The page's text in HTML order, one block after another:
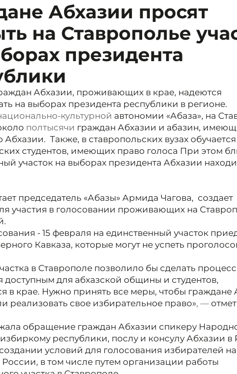
Абхазии просят
на Ставрополье
президента
Абхазии, проживающих в крае, надеются
на выборах президента республики в регионе.
культурной автономии «Абаза», на
полтысячи граждан Абхазии и абазин,
Абхазии. Также, в ставропольских вузах
студентов, имеющих право голоса При этом
участок на выборах президента Абхазии
председатель «Абазы» Армида Чагова, создает
участия в голосовании проживающих на
- 15 февраля на единственный участок
Кавказа, которые могут не успеть
в Ставрополе позволило бы сделать процесс
доступным для абхазской общины и студентов,
в крае. Нужно принять все меры, чтобы граждане
реализовать свое избирательное право», —
обращение граждан Абхазии спикеру
республики, послу и консулу Абхазии в
условий для голосования избирателей на
в том числе путем организации работы